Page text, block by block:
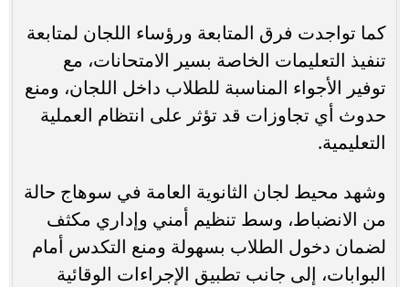
كما تواجدت فرق المتابعة ورؤساء اللجان لمتابعة
تنفيذ التعليمات الخاصة بسير الامتحانات، مع
توفير الأجواء المناسبة للطلاب داخل اللجان، ومنع
حدوث أي تجاوزات قد تؤثر على انتظام العملية
التعليمية.
وشهد محيط لجان الثانوية العامة في سوهاج حالة
من الانضباط، وسط تنظيم أمني وإداري مكثف
لضمان دخول الطلاب بسهولة ومنع التكدس أمام
البوابات، إلى جانب تطبيق الإجراءات الوقائية